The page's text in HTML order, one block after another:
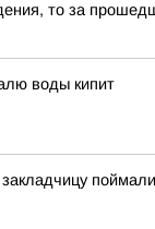
то за
воды кипит
поймали